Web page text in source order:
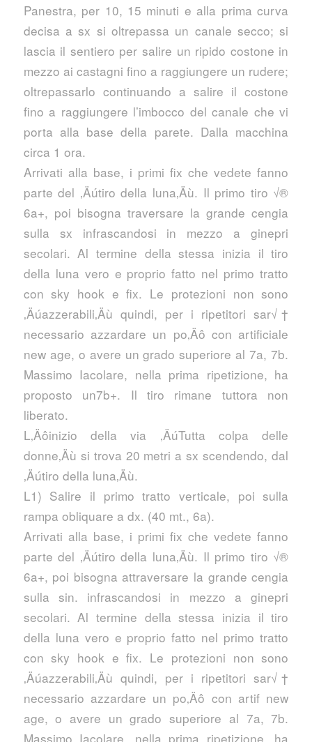
Panestra, per 10, 15 minuti e alla prima curva
decisa a sx si oltrepassa un canale secco; si
lascia il sentiero per salire un ripido costone in
mezzo ai castagni fino a raggiungere un rudere;
oltrepassarlo continuando a salire il costone
fino a raggiungere l’imbocco del canale che vi
porta alla base della parete. Dalla macchina
circa 1 ora.
Arrivati alla base, i primi fix che vedete fanno
parte del ‚Äútiro della luna‚Äù. Il primo tiro √®
6a+, poi bisogna traversare la grande cengia
sulla sx infrascandosi in mezzo a ginepri
secolari. Al termine della stessa inizia il tiro
della luna vero e proprio fatto nel primo tratto
con sky hook e fix. Le protezioni non sono
‚Äúazzerabili‚Äù quindi, per i ripetitori sar√†
necessario azzardare un po‚Äô con artificiale
new age, o avere un grado superiore al 7a, 7b.
Massimo Iacolare, nella prima ripetizione, ha
proposto un7b+. Il tiro rimane tuttora non
liberato.
L‚Äôinizio della via ‚ÄúTutta colpa delle
donne‚Äù si trova 20 metri a sx scendendo, dal
‚Äútiro della luna‚Äù.
L1) Salire il primo tratto verticale, poi sulla
rampa obliquare a dx. (40 mt., 6a).
Arrivati alla base, i primi fix che vedete fanno
parte del ‚Äútiro della luna‚Äù. Il primo tiro √®
6a+, poi bisogna attraversare la grande cengia
sulla sin. infrascandosi in mezzo a ginepri
secolari. Al termine della stessa inizia il tiro
della luna vero e proprio fatto nel primo tratto
con sky hook e fix. Le protezioni non sono
‚Äúazzerabili‚Äù quindi, per i ripetitori sar√†
necessario azzardare un po‚Äô con artif new
age, o avere un grado superiore al 7a, 7b.
Massimo Iacolare, nella prima ripetizione, ha